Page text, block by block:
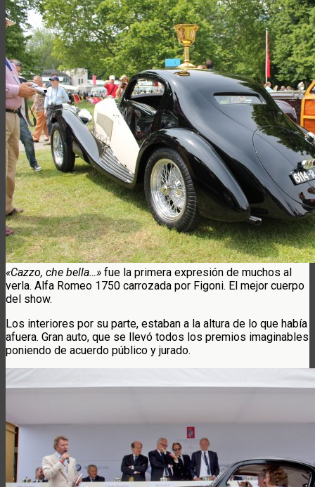
«Cazzo, che bella…» fue la primera expresión de muchos al
verla. Alfa Romeo 1750 carrozada por Figoni. El mejor cuerpo
del show.
Los interiores por su parte, estaban a la altura de lo que había
afuera. Gran auto, que se llevó todos los premios imaginables
poniendo de acuerdo público y jurado.